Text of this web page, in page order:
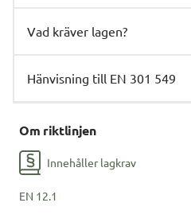
Vad kräver lagen?
Hänvisning till EN 301 549
Om riktlinjen
Innehåller lagkrav
EN 12.1